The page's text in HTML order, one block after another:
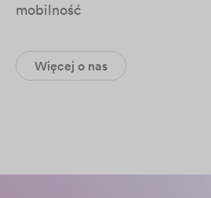
mobilność
Więcej o nas